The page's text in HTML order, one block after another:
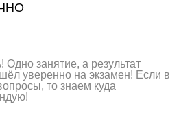
Одно занятие, а результат
уверенно на экзамен! Если в
то знаем куда